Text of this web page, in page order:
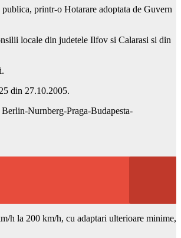
printr-o Hotarare adoptata de Guvern
locale din judetele Ilfov si Calarasi si din
din 27.10.2005.
Nurnberg-Praga-Budapesta-
h la 200 km/h, cu adaptari ulterioare minime,